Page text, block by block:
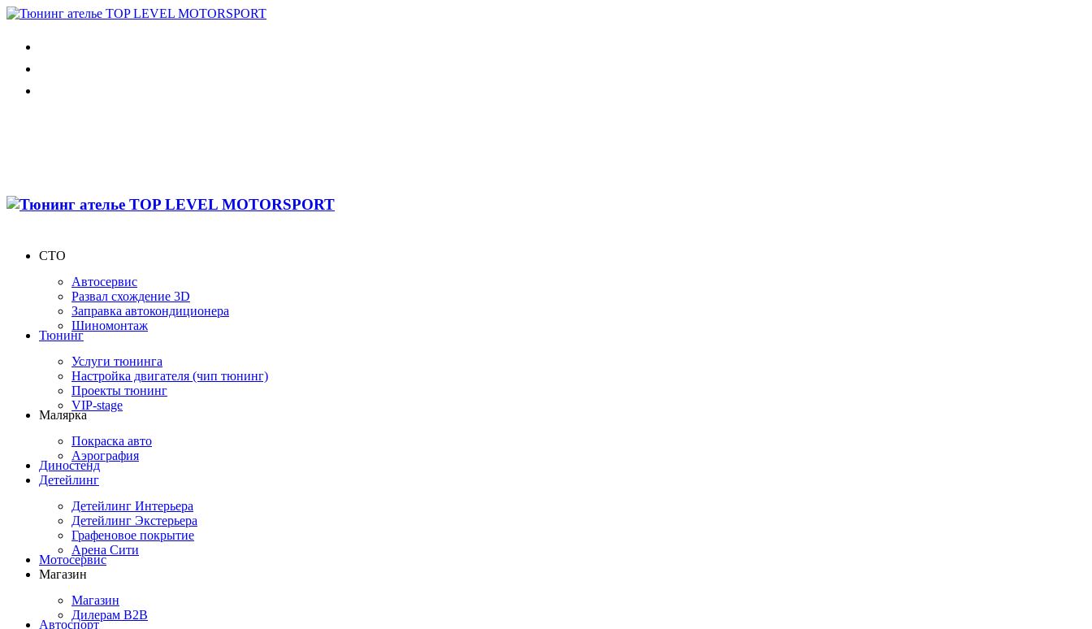
СТО
Автосервис
Развал схождение 3D
Заправка автокондиционера
Шиномонтаж
Тюнинг
Услуги тюнинга
Настройка двигателя (чип тюнинг)
Проекты тюнинг
VIP-stage
Малярка
Покраска авто
Аэрография
Диностенд
Детейлинг
Детейлинг Интерьера
Детейлинг Экстерьера
Графеновое покрытие
Арена Сити
Мотосервис
Магазин
Магазин
Дилерам B2B
Автоспорт